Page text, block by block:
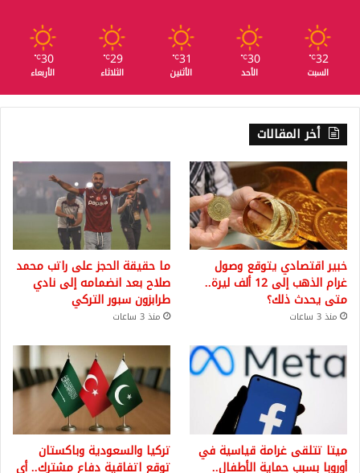
32
℃
السبت
30
℃
الأحد
31
℃
الأثنين
29
℃
الثلاثاء
30
℃
الأربعاء
أخر المقالات
خبير اقتصادي يتوقع وصول
غرام الذهب إلى 12 ألف ليرة..
متى يحدث ذلك؟
منذ 3 ساعات
ما حقيقة الحجز على راتب محمد
صلاح بعد انضمامه إلى نادي
طرابزون سبور التركي
منذ 3 ساعات
ميتا تتلقى غرامة قياسية في
أوروبا بسبب حماية الأطفال..
تركيا والسعودية وباكستان
توقع اتفاقية دفاع مشترك.. أي